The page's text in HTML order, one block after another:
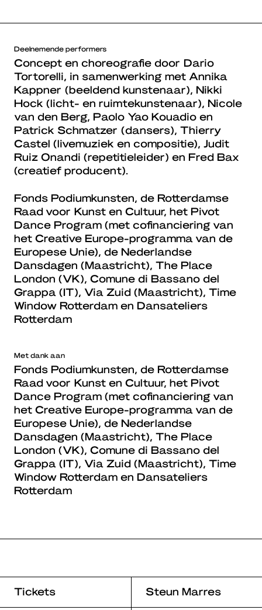
Deelnemende performers
Concept en choreografie door Dario
Tortorelli, in samenwerking met Annika
Kappner (beeldend kunstenaar), Nikki
Hock (licht- en ruimtekunstenaar), Nicole
van den Berg, Paolo Yao Kouadio en
Patrick Schmatzer (dansers), Thierry
Castel (livemuziek en compositie), Judit
Ruiz Onandi (repetitieleider) en Fred Bax
(creatief producent).
Fonds Podiumkunsten, de Rotterdamse
Raad voor Kunst en Cultuur, het Pivot
Dance Program (met cofinanciering van
het Creative Europe-programma van de
Europese Unie), de Nederlandse
Dansdagen (Maastricht), The Place
London (VK), Comune di Bassano del
Grappa (IT), Via Zuid (Maastricht), Time
Window Rotterdam en Dansateliers
Rotterdam
Met dank aan
Fonds Podiumkunsten, de Rotterdamse
Raad voor Kunst en Cultuur, het Pivot
Dance Program (met cofinanciering van
het Creative Europe-programma van de
Europese Unie), de Nederlandse
Dansdagen (Maastricht), The Place
London (VK), Comune di Bassano del
Grappa (IT), Via Zuid (Maastricht), Time
Window Rotterdam en Dansateliers
Rotterdam
Tickets Steun Marres